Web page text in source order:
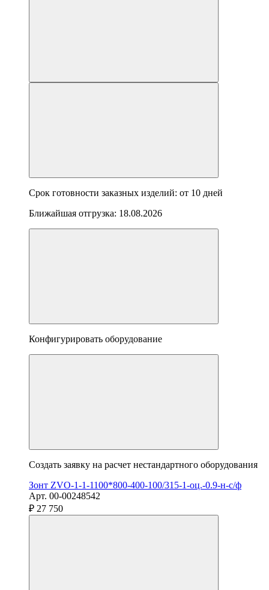
Срок готовности заказных изделий: от 10 дней
Ближайшая отгрузка: 18.08.2026
Конфигурировать оборудование
Создать заявку на расчет нестандартного оборудования
Зонт ZVO-1-1-1100*800-400-100/315-1-оц.-0.9-н-с/ф
Арт. 00-00248542
₽ 27 750